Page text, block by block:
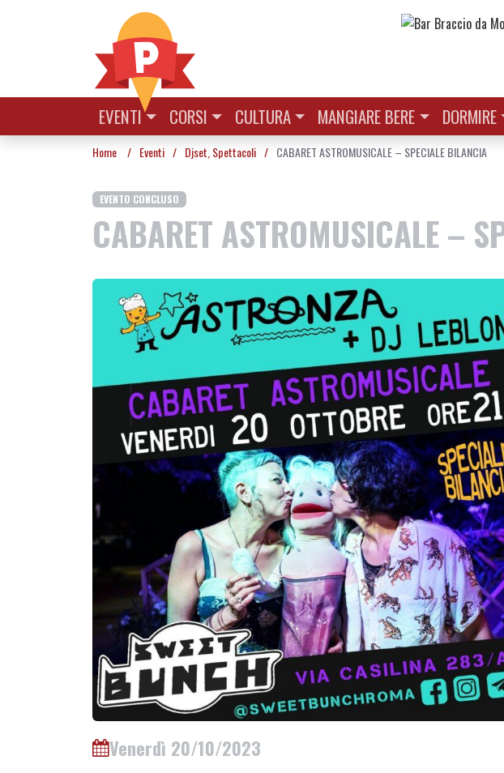
EVENTI CORSI CULTURA MANGIARE BERE DORMIRE
Home / Eventi / Djset Spettacoli / CABARET ASTROMUSICALE – SPECIALE BILANCIA
EVENTO CONCLUSO
CABARET ASTROMUSICALE –
Venerdì 20/10/2023